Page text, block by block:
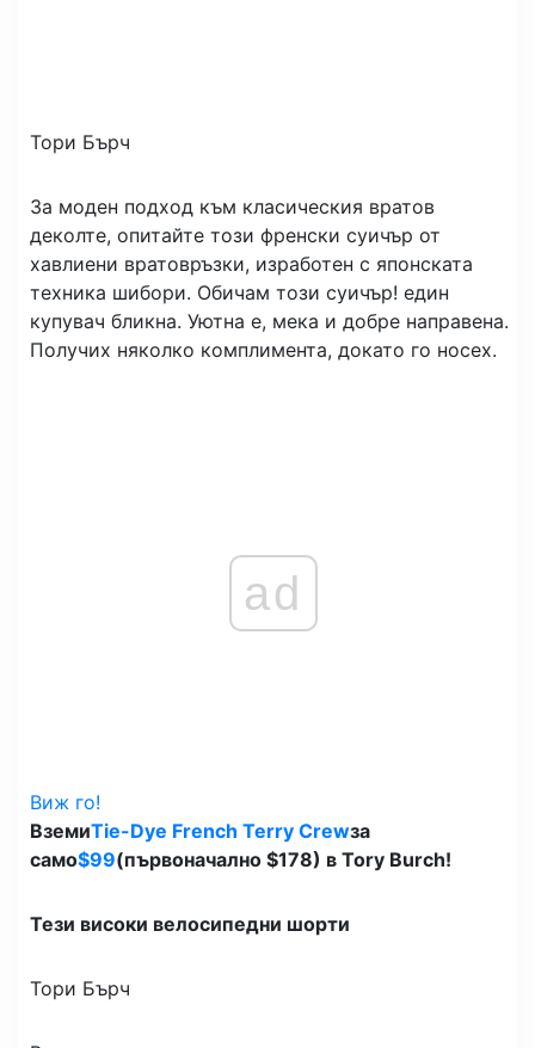
Тори Бърч
За моден подход към класическия вратов
деколте, опитайте този френски суичър от
хавлиени вратовръзки, изработен с японската
техника шибори. Обичам този суичър! един
купувач бликна. Уютна е, мека и добре направена.
Получих няколко комплимента, докато го носех.
ad
Виж го!
ВземиTie-Dye French Terry Crewза
само$99(първоначално $178) в Tory Burch!
Тези високи велосипедни шорти
Тори Бърч